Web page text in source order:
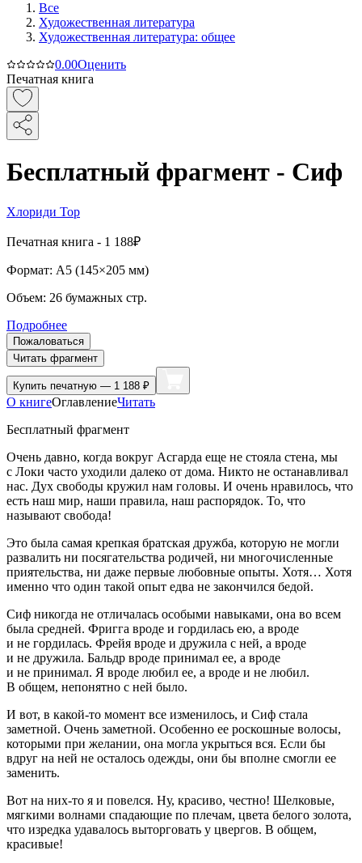
Все
Художественная литература
Художественная литература: общее
0.00Оценить
Печатная книга
Бесплатный фрагмент - Сиф
Хлориди Тор
Печатная книга - 1 188₽
Формат: A5 (145×205 мм)
Объем: 26 бумажных стр.
Подробнее
Пожаловаться
Читать фрагмент
Купить печатную — 1 188 ₽
О книгеОглавлениеЧитать
Бесплатный фрагмент
Очень давно, когда вокруг Асгарда еще не стояла стена, мы
с Локи часто уходили далеко от дома. Никто не останавливал
нас. Дух свободы кружил нам головы. И очень нравилось, что
есть наш мир, наши правила, наш распорядок. То, что
называют свобода!
Это была самая крепкая братская дружба, которую не могли
развалить ни посягательства родичей, ни многочисленные
приятельства, ни даже первые любовные опыты. Хотя… Хотя
именно что один такой опыт едва не закончился бедой.
Сиф никогда не отличалась особыми навыками, она во всем
была средней. Фригга вроде и гордилась ею, а вроде
и не гордилась. Фрейя вроде и дружила с ней, а вроде
и не дружила. Бальдр вроде принимал ее, а вроде
и не принимал. Я вроде любил ее, а вроде и не любил.
В общем, непонятно с ней было.
И вот, в какой-то момент все изменилось, и Сиф стала
заметной. Очень заметной. Особенно ее роскошные волосы,
которыми при желании, она могла укрыться вся. Если бы
вдруг на ней не осталось одежды, они бы вполне смогли ее
заменить.
Вот на них-то я и повелся. Ну, красиво, честно! Шелковые,
мягкими волнами спадающие по плечам, цвета белого золота,
что изредка удавалось выторговать у цвергов. В общем,
красивые!